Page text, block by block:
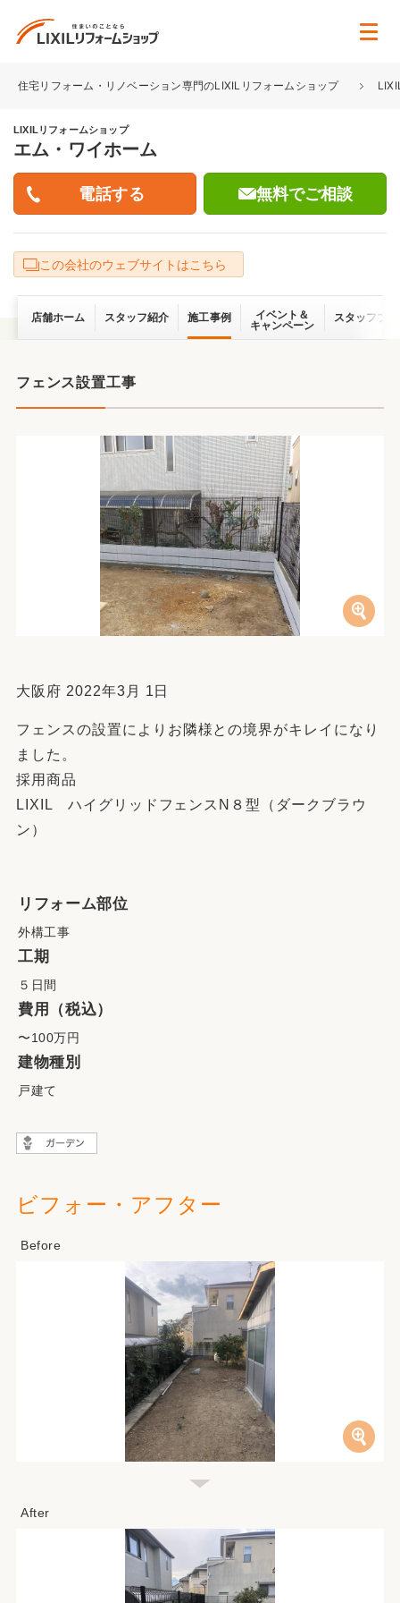
住宅リフォーム・リノベーション専門のLIXILリフォームショップ
LIXILリフォームショップ
エム・ワイホーム
無料でご相談
この会社のウェブサイトはこちら
店舗ホーム スタッフ紹介 施工事例
イベント＆
キャンペーン
スタッフブ
フェンス設置工事
大阪府 2022年3月 1日
フェンスの設置によりお隣様との境界がキレイになり
ました。
採用商品
LIXIL ハイグリッドフェンスN８型（ダークブラウ
ン）
リフォーム部位
外構工事
工期
５日間
費用（税込）
〜100万円
建物種別
戸建て
ビフォー・アフター